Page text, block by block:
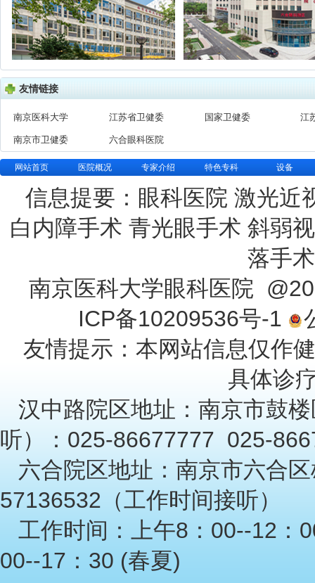
友情链接
南京医科大学 江苏省卫健委 国家卫健委 江
南京市卫健委 六合眼科医院
网站首页 医院概况 专家介绍 特色专科 设备
信息提要：眼科医院 激光近
白内障手术 青光眼手术 斜弱
落手
南京医科大学眼科医院
ICP备10209536号-1
友情提示：本网站信息仅作
具体诊
汉中路院区地址：南京市鼓
听）：025-86677777 025-
六合院区地址：南京市六合
57136532（工作时间接听）
工作时间：上午8：00--12
00--17：30 (春夏)